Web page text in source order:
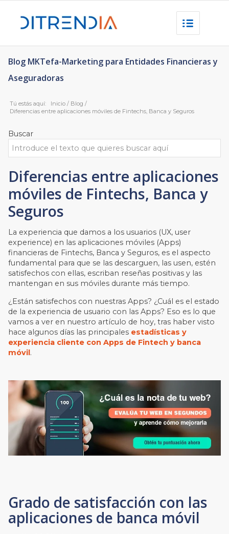
Blog MKTefa-Marketing para Entidades Financieras y
Aseguradoras
Tú estás aquí: Inicio / Blog /
Diferencias entre aplicaciones móviles de Fintechs, Banca y Seguros
Buscar
Diferencias entre aplicaciones
móviles de Fintechs, Banca y
Seguros
La experiencia que damos a los usuarios (UX, user
experience) en las aplicaciones móviles (Apps)
financieras de Fintechs, Banca y Seguros, es el aspecto
fundamental para que se las descarguen, las usen, estén
satisfechos con ellas, escriban reseñas positivas y las
mantengan en sus móviles durante más tiempo.
¿Están satisfechos con nuestras Apps? ¿Cuál es el estado
de la experiencia de usuario con las Apps? Eso es lo que
vamos a ver en nuestro artículo de hoy, tras haber visto
hace algunos días las principales estadísticas y
experiencia cliente con Apps de Fintech y banca
móvil.
Grado de satisfacción con las
aplicaciones de banca móvil